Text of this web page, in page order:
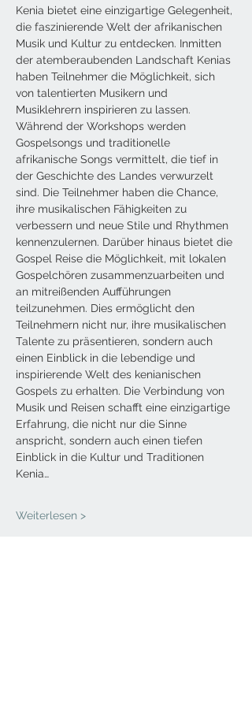
Kenia bietet eine einzigartige Gelegenheit,
die faszinierende Welt der afrikanischen
Musik und Kultur zu entdecken. Inmitten
der atemberaubenden Landschaft Kenias
haben Teilnehmer die Möglichkeit, sich
von talentierten Musikern und
Musiklehrern inspirieren zu lassen.
Während der Workshops werden
Gospelsongs und traditionelle
afrikanische Songs vermittelt, die tief in
der Geschichte des Landes verwurzelt
sind. Die Teilnehmer haben die Chance,
ihre musikalischen Fähigkeiten zu
verbessern und neue Stile und Rhythmen
kennenzulernen. Darüber hinaus bietet die
Gospel Reise die Möglichkeit, mit lokalen
Gospelchören zusammenzuarbeiten und
an mitreißenden Aufführungen
teilzunehmen. Dies ermöglicht den
Teilnehmern nicht nur, ihre musikalischen
Talente zu präsentieren, sondern auch
einen Einblick in die lebendige und
inspirierende Welt des kenianischen
Gospels zu erhalten. Die Verbindung von
Musik und Reisen schafft eine einzigartige
Erfahrung, die nicht nur die Sinne
anspricht, sondern auch einen tiefen
Einblick in die Kultur und Traditionen
Kenia…
Weiterlesen >